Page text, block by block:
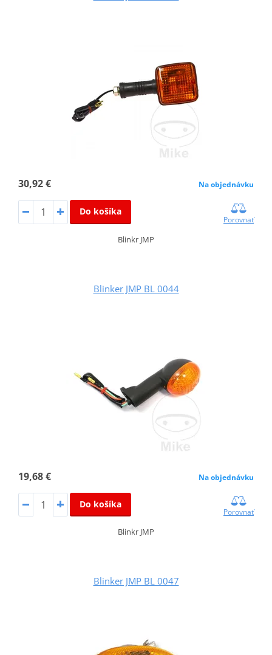
30,92 € Na objednávku
Do košíka
Porovnať
Blinkr JMP
Blinker JMP BL 0044
19,68 € Na objednávku
Do košíka
Porovnať
Blinkr JMP
Blinker JMP BL 0047